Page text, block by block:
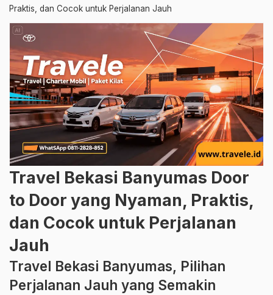
Praktis, dan Cocok untuk Perjalanan Jauh
Travel Bekasi Banyumas Door
to Door yang Nyaman, Praktis,
dan Cocok untuk Perjalanan
Jauh
Travel Bekasi Banyumas, Pilihan
Perjalanan Jauh yang Semakin